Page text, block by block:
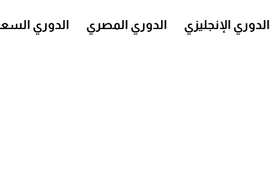
الدوري الإنجليزي الدوري المصري الدوري